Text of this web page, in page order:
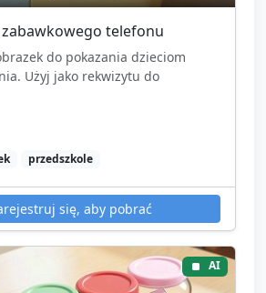
telefonu
do pokazania dzieciom
Użyj jako rekwizytu do
przedszkole
się, aby pobrać
AI